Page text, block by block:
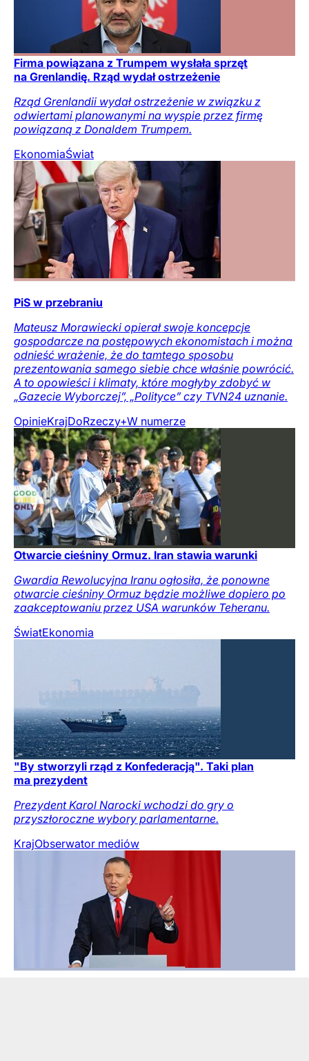
Firma powiązana z Trumpem wysłała sprzęt
na Grenlandię. Rząd wydał ostrzeżenie
Rząd Grenlandii wydał ostrzeżenie w związku z
odwiertami planowanymi na wyspie przez firmę
powiązaną z Donaldem Trumpem.
EkonomiaŚwiat
PiS w przebraniu
Mateusz Morawiecki opierał swoje koncepcje
gospodarcze na postępowych ekonomistach i można
odnieść wrażenie, że do tamtego sposobu
prezentowania samego siebie chce właśnie powrócić.
A to opowieści i klimaty, które mogłyby zdobyć w
„Gazecie Wyborczej”, „Polityce” czy TVN24 uznanie.
OpinieKrajDoRzeczy+W numerze
Otwarcie cieśniny Ormuz. Iran stawia warunki
Gwardia Rewolucyjna Iranu ogłosiła, że ponowne
otwarcie cieśniny Ormuz będzie możliwe dopiero po
zaakceptowaniu przez USA warunków Teheranu.
ŚwiatEkonomia
"By stworzyli rząd z Konfederacją". Taki plan
ma prezydent
Prezydent Karol Narocki wchodzi do gry o
przyszłoroczne wybory parlamentarne.
KrajObserwator mediów